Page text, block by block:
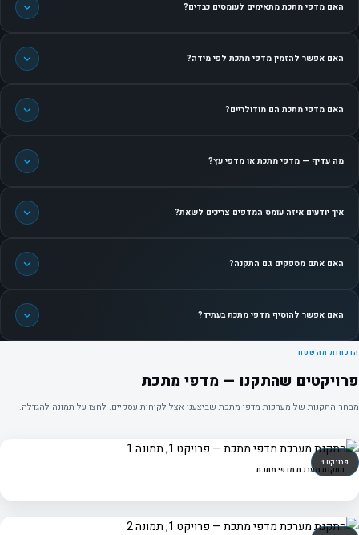
האם מדפי מתכת מתאימים לעומסים כבדים?
האם אפשר להזמין מדפי מתכת לפי מידה?
האם מדפי מתכת הם מודולריים?
מה עדיף — מדפי מתכת או מדפי עץ?
איך יודעים איזה עומס המדפים צריכים לשאת?
האם אתם מספקים גם התקנה?
האם אפשר להוסיף מדפי מתכת בעתיד?
הוכחות מהשטח
פרויקטים שהתקנו — מדפי מתכת
מבחר התקנות של מערכות מדפי מתכת שביצענו אצל לקוחות עסקיים. לחצו על תמונה להגדלה.
פרויקט 1
התקנת מערכת מדפי מתכת